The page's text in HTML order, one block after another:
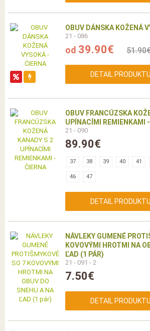
OBUV DÁNSKA KOŽENÁ
21 - 086
od 39.90€
DETAIL PRODUKTU
OBUV FRANCÚZSKA
UPÍNACÍMI REMIENKAMI
21 - 090
89.90€
37 38 39 40 41
46 47
DETAIL PRODUKTU
NÁVLEKY GUMENÉ
KOVOVÝMI HROTMI NA
ĽAD (1 PÁR)
21 - 091 - 2
7.50€
DETAIL PRODUKTU